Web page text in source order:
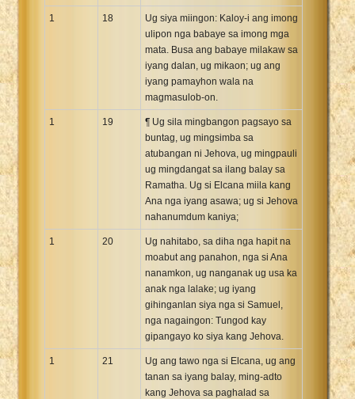
1 18
Ug siya miingon: Kaloy-i ang imong
ulipon nga babaye sa imong mga
mata. Busa ang babaye milakaw sa
iyang dalan, ug mikaon; ug ang
iyang pamayhon wala na
magmasulob-on.
1 19
¶ Ug sila mingbangon pagsayo sa
buntag, ug mingsimba sa
atubangan ni Jehova, ug mingpauli
ug mingdangat sa ilang balay sa
Ramatha. Ug si Elcana miila kang
Ana nga iyang asawa; ug si Jehova
nahanumdum kaniya;
1 20
Ug nahitabo, sa diha nga hapit na
moabut ang panahon, nga si Ana
nanamkon, ug nanganak ug usa ka
anak nga lalake; ug iyang
gihinganlan siya nga si Samuel,
nga nagaingon: Tungod kay
gipangayo ko siya kang Jehova.
1 21
Ug ang tawo nga si Elcana, ug ang
tanan sa iyang balay, ming-adto
kang Jehova sa paghalad sa